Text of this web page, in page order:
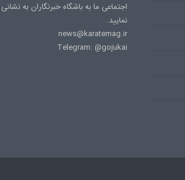
اجتماعی ما به باشگاه خبرنگاران به
نمایید.
news@karatemag.ir
Telegram: @gojukai